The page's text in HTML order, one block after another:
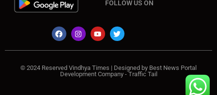
FOLLOW US ON
© 2024 Reserved Vindhya Times | Designed by Best News Portal
Development Company- Traffic Tail